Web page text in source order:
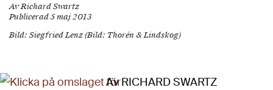
Av Richard Swartz
Publicerad 5 maj 2013
Bild: Siegfried Lenz (Bild: Thorén & Lindskog)
Av RICHARD SWARTZ